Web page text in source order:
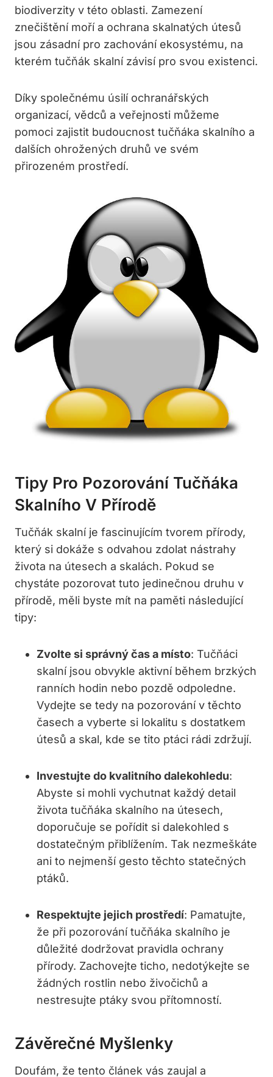
biodiverzity v této oblasti. Zamezení
znečištění moří a ochrana skalnatých útesů
jsou zásadní pro zachování ekosystému, na
kterém tučňák skalní závisí pro svou existenci.
Díky společnému úsilí ochranářských
organizací, vědců a veřejnosti můžeme
pomoci zajistit budoucnost tučňáka skalního a
dalších ohrožených druhů ve svém
přirozeném prostředí.
Tipy Pro Pozorování Tučňáka
Skalního V Přírodě
Tučňák skalní je fascinujícím tvorem přírody,
který si dokáže s odvahou zdolat nástrahy
života na útesech a skalách. Pokud se
chystáte pozorovat tuto jedinečnou druhu v
přírodě, měli byste mít na paměti následující
tipy:
Zvolte si správný čas a místo: Tučňáci
skalní jsou obvykle aktivní během brzkých
ranních hodin nebo pozdě odpoledne.
Vydejte se tedy na pozorování v těchto
časech a vyberte si lokalitu s dostatkem
útesů a skal, kde se tito ptáci rádi zdržují.
Investujte do kvalitního dalekohledu:
Abyste si mohli vychutnat každý detail
života tučňáka skalního na útesech,
doporučuje se pořídit si dalekohled s
dostatečným přiblížením. Tak nezmeškáte
ani to nejmenší gesto těchto statečných
ptáků.
Respektujte jejich prostředí: Pamatujte,
že při pozorování tučňáka skalního je
důležité dodržovat pravidla ochrany
přírody. Zachovejte ticho, nedotýkejte se
žádných rostlin nebo živočichů a
nestresujte ptáky svou přítomností.
Závěrečné Myšlenky
Doufám, že tento článek vás zaujal a